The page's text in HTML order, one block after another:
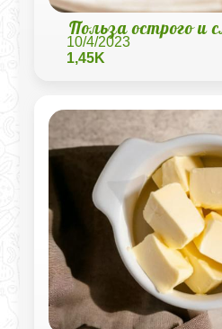
Польза острого и
10/4/2023
1,45K